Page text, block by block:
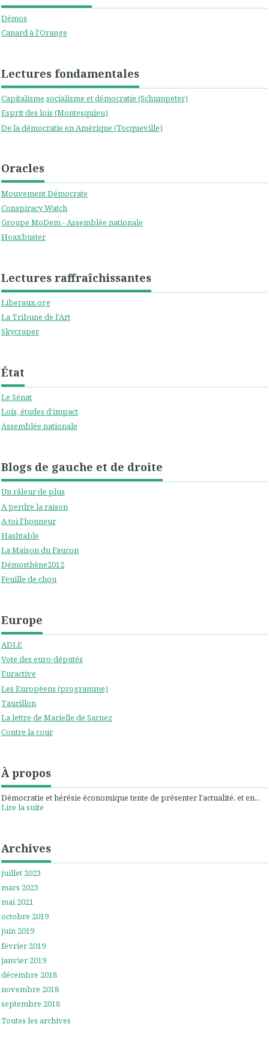
Démos
Canard à l'Orange
Lectures fondamentales
Capitalisme,socialisme et démocratie (Schumpeter)
Esprit des lois (Montesquieu)
De la démocratie en Amérique (Tocqueville)
Oracles
Mouvement Démocrate
Conspiracy Watch
Groupe MoDem - Assemblée nationale
Hoaxbuster
Lectures raffraîchissantes
Liberaux.org
La Tribune de l'Art
Skycraper
État
Le Sénat
Lois, études d'impact
Assemblée nationale
Blogs de gauche et de droite
Un râleur de plus
A perdre la raison
A toi l'honneur
Hashtable
La Maison du Faucon
Démosthène2012
Feuille de chou
Europe
ADLE
Vote des euro-députés
Euractive
Les Européens (programme)
Taurillon
La lettre de Marielle de Sarnez
Contre la cour
À propos
Démocratie et hérésie économique tente de présenter l'actualité, et en...
Lire la suite
Archives
juillet 2023
mars 2023
mai 2021
octobre 2019
juin 2019
février 2019
janvier 2019
décembre 2018
novembre 2018
septembre 2018
Toutes les archives